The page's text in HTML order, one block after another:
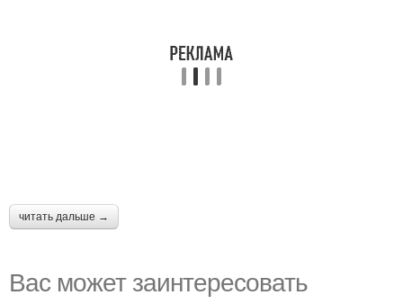
читать дальше →
Вас может заинтересовать